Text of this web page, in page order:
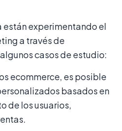
están experimentando el
a través de
casos de estudio:
ecommerce, es posible
basados en
de los usuarios,